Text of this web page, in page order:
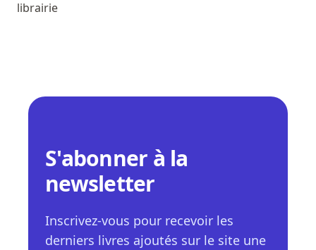
librairie
S'abonner à la
newsletter
Inscrivez-vous pour recevoir les
derniers livres ajoutés sur le site une